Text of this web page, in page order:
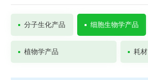
分子生化产品 细胞生物学产品
植物学产品 耗材